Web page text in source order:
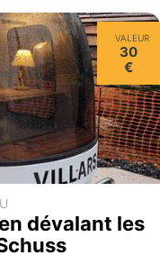
VALEUR
30
€
dévalant les